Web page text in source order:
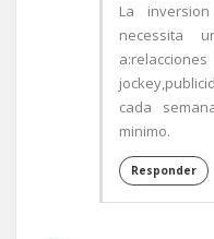
La
necessita
cada
minimo.
Responder